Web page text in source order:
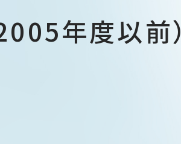
年度以前）